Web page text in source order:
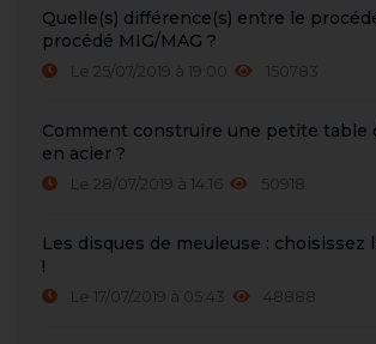
Quelle(s) différence(s) entre le
procédé MIG/MAG ?
Le 25/07/2019 à 19:00 150783
Comment construire une petite table
en acier ?
Le 28/07/2019 à 14:16 50918
Les disques de meuleuse : choisissez
!
Le 17/07/2019 à 05:43 48888